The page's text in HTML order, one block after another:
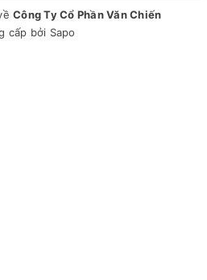
là lựa chọn hoàn hảo cho các tín
nhận trọn vẹn từng thước phim
Công Ty Cổ Phần Văn Chiến
cấp bởi Sapo